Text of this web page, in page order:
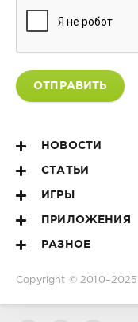
ОТПРАВИТЬ
НОВОСТИ
СТАТЬИ
ИГРЫ
ПРИЛОЖЕНИЯ
РАЗНОЕ
Copyright © 2010–2025